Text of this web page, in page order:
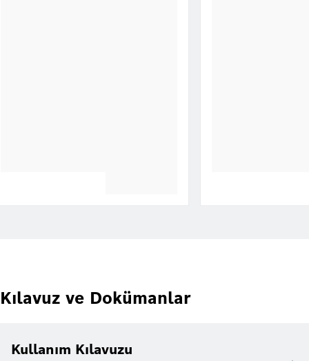
Kılavuz ve Dokümanlar
Kullanım Kılavuzu